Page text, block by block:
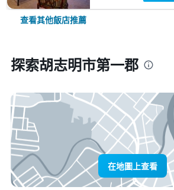
查看其他飯店推薦
探索胡志明市第一郡
在地圖上查看